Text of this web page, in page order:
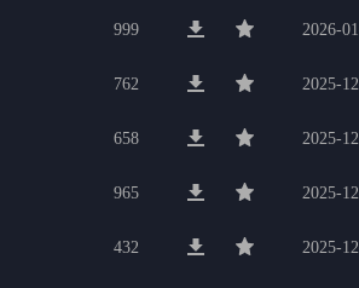
999 2026-
762 2025-
658 2025-
965 2025-
432 2025-